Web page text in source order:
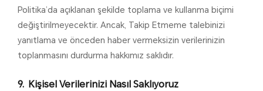
Politika’da açıklanan şekilde toplama ve kullanma biçimi
değiştirilmeyecektir. Ancak, Takip Etmeme talebinizi
yanıtlama ve önceden haber vermeksizin verilerinizin
toplanmasını durdurma hakkımız saklıdır.
Kişisel Verilerinizi Nasıl Saklıyoruz